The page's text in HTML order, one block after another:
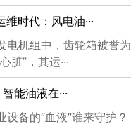
时代：风电油···
电机组中，齿轮箱被誉为
脏”，其运···
能油液在···
设备的“血液”谁来守护？